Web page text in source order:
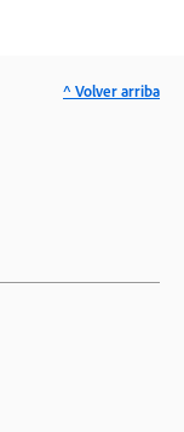
^ Volver arriba